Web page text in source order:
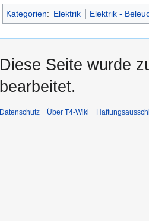
Kategorien: Elektrik Elektrik -
Diese Seite wurde
bearbeitet.
Datenschutz Über T4-Wiki